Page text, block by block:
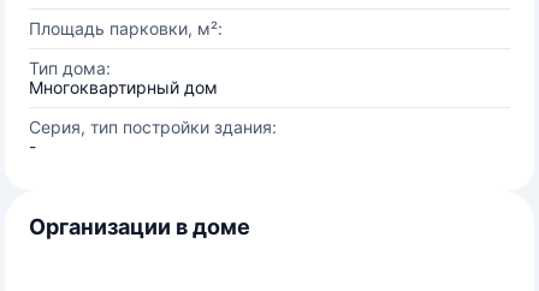
Площадь парковки, м²:
Тип дома:
Многоквартирный дом
Серия, тип постройки здания:
-
Организации в доме